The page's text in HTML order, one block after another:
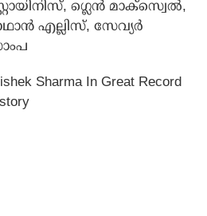
ഗ്ലെന്‍ മാക്സ്വെല്‍,
എല്ലിസ്, സേവ്യര്‍
Sharma In Great Record